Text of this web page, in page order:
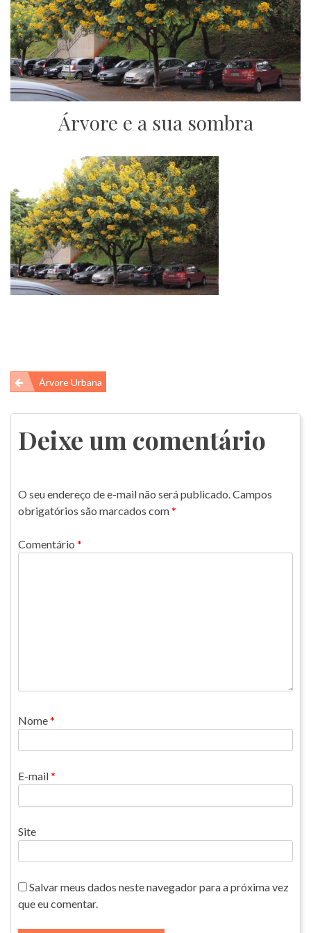
Árvore e a sua sombra
Navegação
de
Post
Árvore Urbana
Deixe um comentário
O seu endereço de e-mail não será publicado.Campos
obrigatórios são marcados com*
Comentário *
Nome*
E-mail*
Site
Salvar meus dados neste navegador para a próxima vez
que eu comentar.